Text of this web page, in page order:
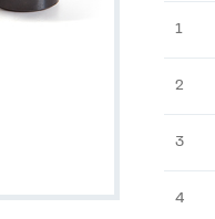
1
2
3
4